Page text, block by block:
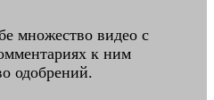
множество видео с
к ним
одобрений.